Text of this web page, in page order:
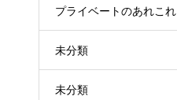
プライベートのあれこれ
未分類
未分類